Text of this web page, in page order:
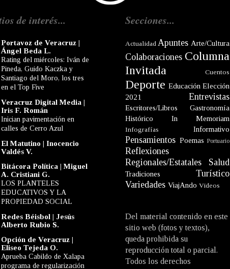
de interés...
Portavoz de Veracruz |
Ángel Beda L.
Rating del miércoles: Iván de
Pineda, Guido Kaczka y
Santiago del Moro, los tres
en el Top Five
Veracruz Digital Media |
Iris F. Román
Inician pavimentación en
calles de Cerro Azul
El Matutino | Inocencio
Valdés V.
Bitácora Política | Miguel
A. Cristiani G.
LOS PLANTELES
EDUCATIVOS Y LA
PROPIEDAD SOCIAL
Redes Béisbol | Jesús
Alberto Rubio S.
Opción de Veracruz |
Eliseo Tejeda O.
Aprueba Cabildo de Xalapa
programa de regularización
Secciones...
Actualidad Apuntes Arte/Cultura
Colaboraciones Columna
Invitada
Cuentos
Deporte Educación Elección
2021
Entrevistas
Escritores/Libros
Gastronomía
Histórico
In Memoriam
Infografías Informativo
Pensamientos Poemas Portuario
Reflexiones
Regionales/Estatales
Salud
Tradiciones
Turístico
Variedades ViajAndo Videos
Del material contenido en este
sitio web (fotos y textos),
queda prohibida su
reproducción total o parcial.
Todos los derechos